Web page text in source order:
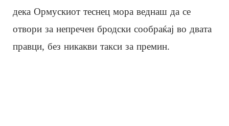
дека Ормускиот теснец мора веднаш да се
отвори за непречен бродски сообраќај во двата
правци, без никакви такси за премин.